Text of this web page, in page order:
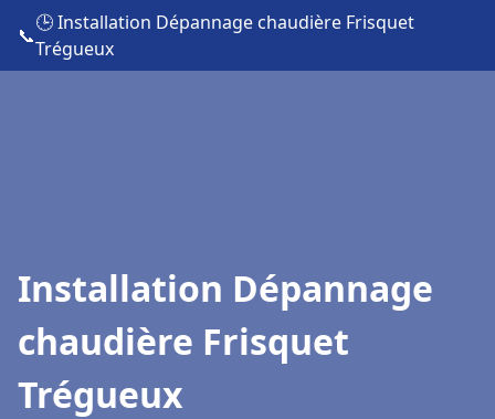
📞
🕒 Installation Dépannage chaudière Frisquet
Trégueux
Installation Dépannage
chaudière Frisquet
Trégueux